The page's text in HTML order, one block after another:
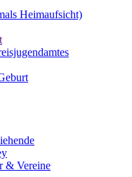
Heimaufsicht)
& Vereine